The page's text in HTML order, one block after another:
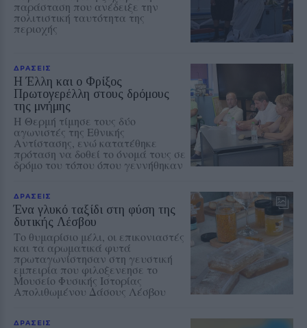
παράσταση που ανέδειξε την
πολιτιστική ταυτότητα της
περιοχής
ΔΡΑΣΕΙΣ
Η Έλλη και ο Φρίξος
Πρωτογερέλλη στους δρόμους
της μνήμης
Η Θερμή τίμησε τους δύο
αγωνιστές της Εθνικής
Αντίστασης, ενώ κατατέθηκε
πρόταση να δοθεί το όνομά τους σε
δρόμο του τόπου όπου γεννήθηκαν
ΔΡΑΣΕΙΣ
Ένα γλυκό ταξίδι στη φύση της
δυτικής Λέσβου
Το θυμαρίσιο μέλι, οι επικονιαστές
και τα αρωματικά φυτά
πρωταγωνίστησαν στη γευστική
εμπειρία που φιλοξενεησε το
Μουσείο Φυσικής Ιστορίας
Απολιθωμένου Δάσους Λέσβου
ΔΡΑΣΕΙΣ